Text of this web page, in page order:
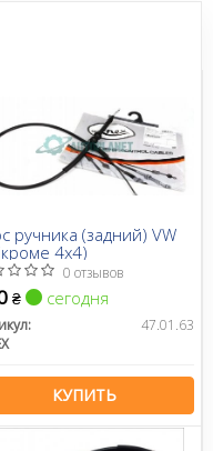
ручника (задний) VW
4x4)
0 отзывов
₴ сегодня
47.01.63
КУПИТЬ